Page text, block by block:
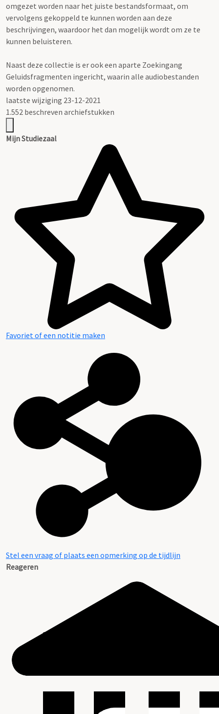
omgezet worden naar het juiste bestandsformaat, om
vervolgens gekoppeld te kunnen worden aan deze
beschrijvingen, waardoor het dan mogelijk wordt om ze te
kunnen beluisteren.
Naast deze collectie is er ook een aparte Zoekingang
Geluidsfragmenten ingericht, waarin alle audiobestanden
worden opgenomen.
laatste wijziging 23-12-2021
1.552 beschreven archiefstukken
Mijn Studiezaal
Favoriet of een notitie maken
Stel een vraag of plaats een opmerking op de tijdlijn
Reageren